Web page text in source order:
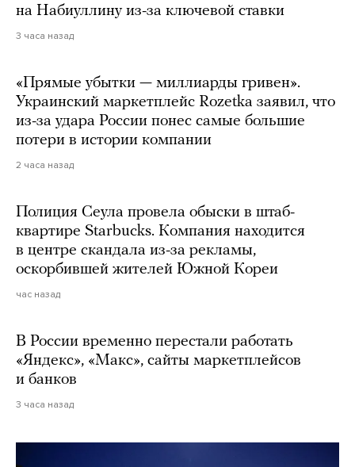
на Набиуллину из-за ключевой ставки
3 часа назад
«Прямые убытки — миллиарды гривен».
Украинский маркетплейс Rozetka заявил, что
из-за удара России понес самые большие
потери в истории компании
2 часа назад
Полиция Сеула провела обыски в штаб-
квартире Starbucks. Компания находится
в центре скандала из-за рекламы,
оскорбившей жителей Южной Кореи
час назад
В России временно перестали работать
«Яндекс», «Макс», сайты маркетплейсов
и банков
3 часа назад